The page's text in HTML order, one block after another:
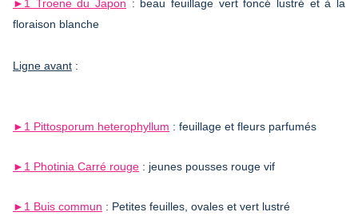
►1 Troene du Japon : beau feuillage vert foncé lustré et à la
floraison blanche
Ligne avant :
►1 Pittosporum heterophyllum : feuillage et fleurs parfumés
►1 Photinia Carré rouge : jeunes pousses rouge vif
►1 Buis commun : Petites feuilles, ovales et vert lustré